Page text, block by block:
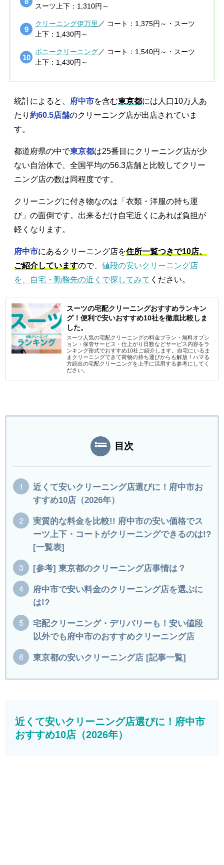
スーツ上下：1,310円～
クリーニング伊万里 ／ コート：1,375円～・スーツ
上下：1,430円～
ポニークリーニング／ コート：1,540円～・スーツ
上下：1,430円～
統計によると、 府中市を含む東京都には人口10万人あ
たり 約60.5店舗のクリーニング店が出店されていま
す。
都道府県の中で東京都は25番目にクリーニング店が少
ない自治体で、全国平均の56.3店舗と比較してクリー
ニング店の数は同程度です。
クリーニングに付き物なのは「衣類・洋服の持ち運
び」の面倒です。出来るだけ自宅近くにあれば負担が
軽くなります。
府中市にあるクリーニング店を住所一覧つきで10店、
ご紹介していますので、 値段の安いクリーニング店
を、自宅・勤務先の近くで探してみて ください。
スーツの宅配クリーニングおすすめランキン
グ！便利で安いおすすめ10社を徹底比較しま
した。
スーツ人気の宅配クリーニングの料金プラン・無料オプシ
ョン・保管サービス・仕上がり日数などサービス内容をラ
ンキング形式でおすすめ10社ご紹介します。自宅にいるま
まクリーニングできて荷物の持ち運びからも解放！ハマる
方続出の宅配クリーニングを上手に活用する参考にしてく
ださい。
目次
近くて安いクリーニング店選びに！府中市お
すすめ10店（2026年）
実質的な料金を比較!! 府中市の安い価格でス
ーツ上下・コートがクリーニングできるのは!?
[一覧表]
[参考] 東京都のクリーニング店事情は？
府中市で安い料金のクリーニング店を選ぶに
は!?
宅配クリーニング・デリバリーも！安い値段
以外でも府中市のおすすめクリーニング店
東京都の安いクリーニング店 [記事一覧]
近くて安いクリーニング店選びに！府中市
おすすめ10店（2026年）